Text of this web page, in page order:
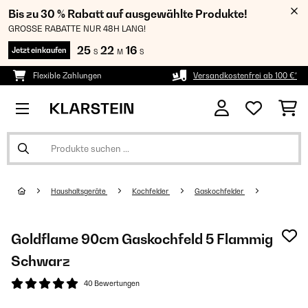
Bis zu 30 % Rabatt auf ausgewählte Produkte!
GROSSE RABATTE NUR 48H LANG!
Jetzt einkaufen 25 S 22 M 15 S
Flexible Zahlungen Versandkostenfrei ab 100 €*
Haushaltsgeräte Kochfelder Gaskochfelder
Goldflame 90cm Gaskochfeld 5 Flammig
Schwarz
40 Bewertungen